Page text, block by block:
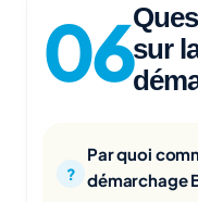
sur
Par quoi
démarchage